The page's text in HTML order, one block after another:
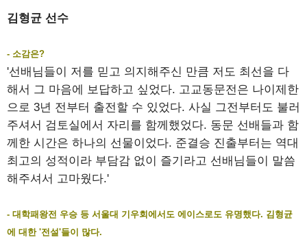
김형균 선수
- 소감은?
'선배님들이 저를 믿고 의지해주신 만큼 저도 최선을 다
해서 그 마음에 보답하고 싶었다. 고교동문전은 나이제한
으로 3년 전부터 출전할 수 있었다. 사실 그전부터도 불러
주셔서 검토실에서 자리를 함께했었다. 동문 선배들과 함
께한 시간은 하나의 선물이었다. 준결승 진출부터는 역대
최고의 성적이라 부담감 없이 즐기라고 선배님들이 말씀
해주셔서 고마웠다.'
- 대학패왕전 우승 등 서울대 기우회에서도 에이스로도 유명했다. 김형균
에 대한 '전설'들이 많다.